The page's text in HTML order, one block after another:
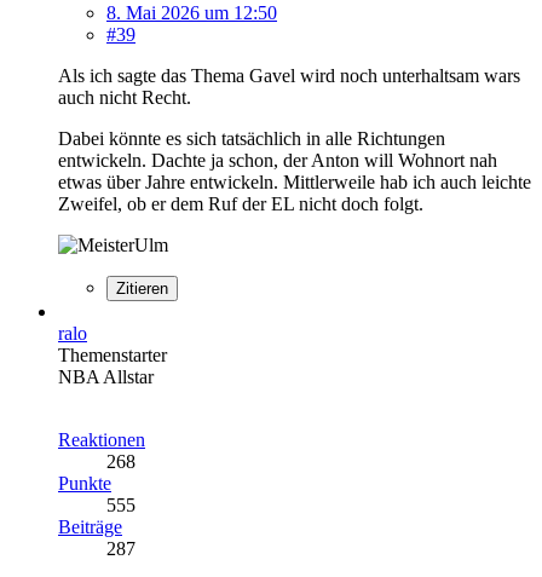
8. Mai 2026 um 12:50
#39
Als ich sagte das Thema Gavel wird noch unterhaltsam wars
auch nicht Recht.
Dabei könnte es sich tatsächlich in alle Richtungen
entwickeln. Dachte ja schon, der Anton will Wohnort nah
etwas über Jahre entwickeln. Mittlerweile hab ich auch leichte
Zweifel, ob er dem Ruf der EL nicht doch folgt.
Zitieren
ralo
Themenstarter
NBA Allstar
Reaktionen
268
Punkte
555
Beiträge
287